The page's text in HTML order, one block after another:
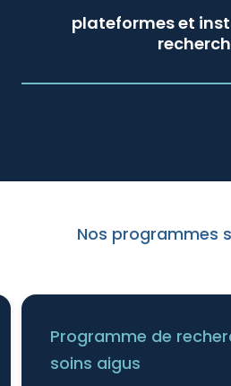
plateformes et
Nos programmes
Programme de
soins aigus